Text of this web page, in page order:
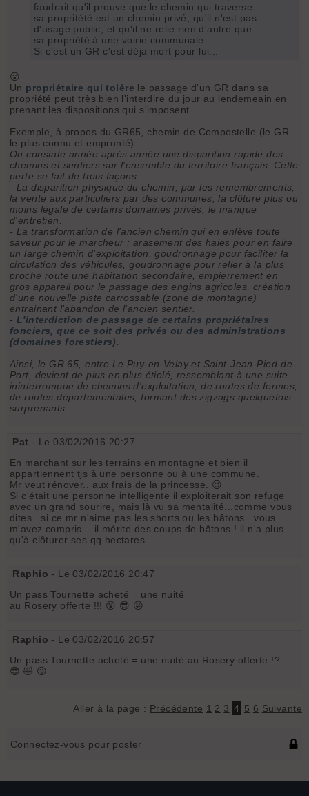
faudrait qu'il prouve que le chemin qui traverse
sa propritété est un chemin privé, qu'il n'est pas
d'usage public, et qu'il ne relie rien d'autre que
sa propriété à une voirie communale...
Si c'est un GR c'est déja mort pour lui...
😮
Un propriétaire qui tolère le passage d'un GR dans sa
propriété peut très bien l'interdire du jour au lendemeain en
prenant les dispositions qui s'imposent.
Exemple, à propos du GR65, chemin de Compostelle (le GR
le plus connu et emprunté):
On constate année après année une disparition rapide des
chemins et sentiers sur l'ensemble du territoire français. Cette
perte se fait de trois façons :
- La disparition physique du chemin, par les remembrements,
la vente aux particuliers par des communes, la clôture plus ou
moins légale de certains domaines privés, le manque
d'entretien.
- La transformation de l'ancien chemin qui en enlève toute
saveur pour le marcheur : arasement des haies pour en faire
un large chemin d'exploitation, goudronnage pour faciliter la
circulation des véhicules, goudronnage pour relier à la plus
proche route une habitation secondaire, empierrement en
gros appareil pour le passage des engins agricoles, création
d'une nouvelle piste carrossable (zone de montagne)
entrainant l'abandon de l'ancien sentier.
- L'interdiction de passage de certains propriétaires
fonciers, que ce soit des privés ou des administrations
(domaines forestiers).
Ainsi, le GR 65, entre Le Puy-en-Velay et Saint-Jean-Pied-de-
Port, devient de plus en plus étiolé, ressemblant à une suite
ininterrompue de chemins d'exploitation, de routes de fermes,
de routes départementales, formant des zigzags quelquefois
surprenants.
Pat - Le 03/02/2016 20:27
En marchant sur les terrains en montagne et bien il
appartiennent tjs à une personne ou à une commune.
Mr veut rénover.. aux frais de la princesse. 😉
Si c'était une personne intelligente il exploiterait son refuge
avec un grand sourire, mais là vu sa mentalité...comme vous
dites...si ce mr n'aime pas les shorts ou les bâtons...vous
m'avez compris....il mérite des coups de bâtons ! il n'a plus
qu'à clôturer ses qq hectares.
Raphio - Le 03/02/2016 20:47
Un pass Tournette acheté = une nuité
au Rosery offerte !!! 😮 😎 😜
Raphio - Le 03/02/2016 20:57
Un pass Tournette acheté = une nuité au Rosery offerte !?...
😎 🤣 😜
Aller à la page : Précédente 1 2 3 4 5 6 Suivante
Connectez-vous pour poster